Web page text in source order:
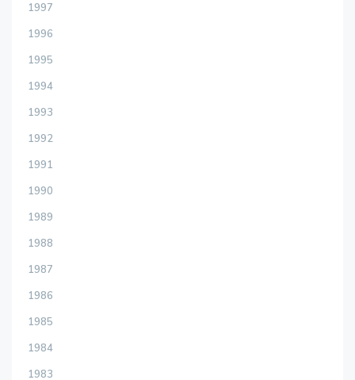
1997
1996
1995
1994
1993
1992
1991
1990
1989
1988
1987
1986
1985
1984
1983